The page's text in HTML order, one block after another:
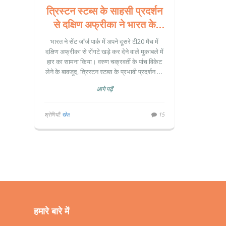
त्रिस्टन स्टब्स के साहसी प्रदर्शन
से दक्षिण अफ्रीका ने भारत के
खिलाफ हासिल की रोमांचक जीत
भारत ने सेंट जॉर्ज पार्क में अपने दूसरे टी20 मैच में
दक्षिण अफ्रीका से रोंगटे खड़े कर देने वाले मुकाबले में
हार का सामना किया। वरुण चक्रवर्ती के पांच विकेट
लेने के बावजूद, त्रिस्टन स्टब्स के प्रभावी प्रदर्शन की
की। यह जीत भारत की 11 मैचों की लगातार जीत का
आगे पढ़ें
श्रेणियाँ: खेल 15
हमारे बारे में